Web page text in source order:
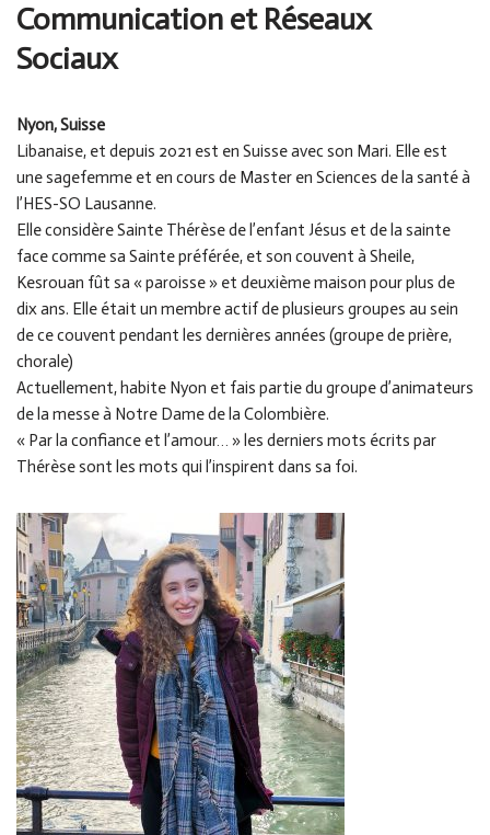
Communication et Réseaux
Sociaux
Nyon, Suisse
Libanaise, et depuis 2021 est en Suisse avec son Mari. Elle est
une sagefemme et en cours de Master en Sciences de la santé à
l’HES-SO Lausanne.
Elle considère Sainte Thérèse de l’enfant Jésus et de la sainte
face comme sa Sainte préférée, et son couvent à Sheile,
Kesrouan fût sa « paroisse » et deuxième maison pour plus de
dix ans. Elle était un membre actif de plusieurs groupes au sein
de ce couvent pendant les dernières années (groupe de prière,
chorale)
Actuellement, habite Nyon et fais partie du groupe d’animateurs
de la messe à Notre Dame de la Colombière.
« Par la confiance et l’amour… » les derniers mots écrits par
Thérèse sont les mots qui l’inspirent dans sa foi.